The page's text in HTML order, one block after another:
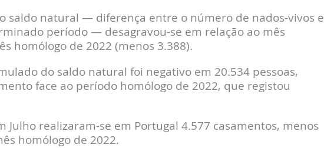
saldo natural — diferença entre o número de nados-vivos e
período — desagravou-se em relação ao mês
homólogo de 2022 (menos 3.388).
do saldo natural foi negativo em 20.534 pessoas,
face ao período homólogo de 2022, que registou
Julho realizaram-se em Portugal 4.577 casamentos, menos
homólogo de 2022.